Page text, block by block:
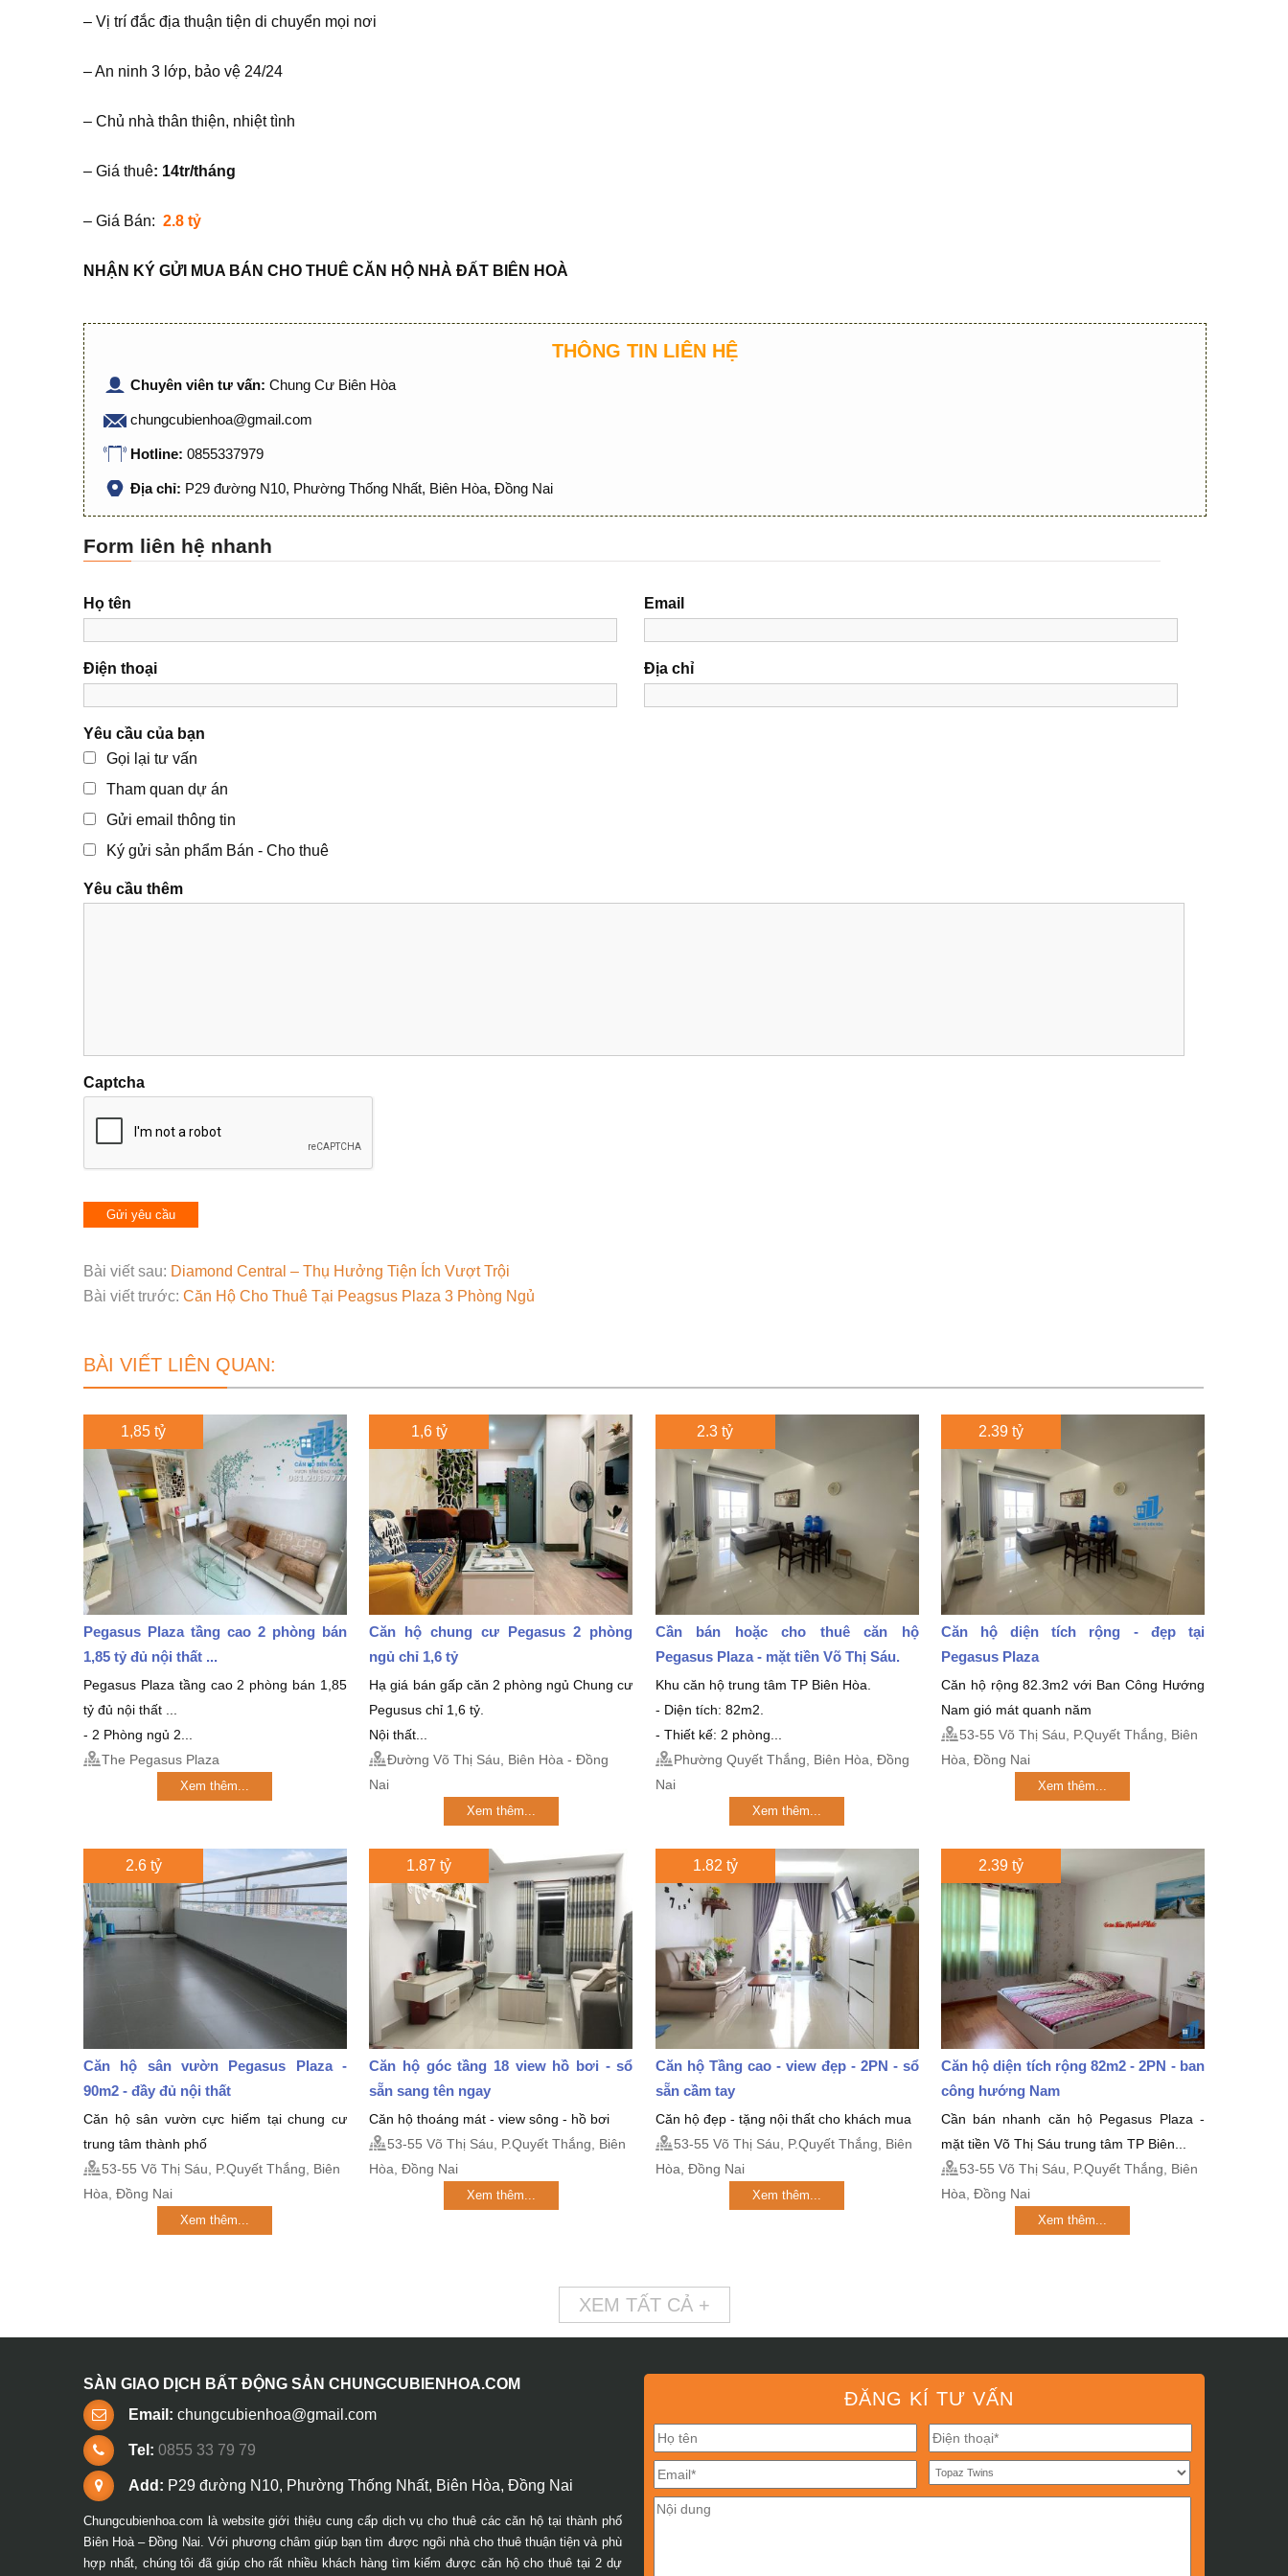
– Vị trí đắc địa thuận tiện di chuyển mọi nơi
– An ninh 3 lớp, bảo vệ 24/24
– Chủ nhà thân thiện, nhiệt tình
– Giá thuê: 14tr/tháng
– Giá Bán: 2.8 tỷ
NHẬN KÝ GỬI MUA BÁN CHO THUÊ CĂN HỘ NHÀ ĐẤT BIÊN HOÀ
THÔNG TIN LIÊN HỆ
Chuyên viên tư vấn: Chung Cư Biên Hòa
chungcubienhoa@gmail.com
Hotline: 0855337979
Địa chỉ: P29 đường N10, Phường Thống Nhất, Biên Hòa, Đồng Nai
Form liên hệ nhanh
Họ tên Email
Điện thoại Địa chỉ
Yêu cầu của bạn
Gọi lại tư vấn
Tham quan dự án
Gửi email thông tin
Ký gửi sản phẩm Bán - Cho thuê
Yêu cầu thêm
Captcha
Bài viết sau: Diamond Central – Thụ Hưởng Tiện Ích Vượt Trội
Bài viết trước: Căn Hộ Cho Thuê Tại Peagsus Plaza 3 Phòng Ngủ
BÀI VIẾT LIÊN QUAN:
1,85 tỷ
Pegasus Plaza tầng cao 2 phòng bán
1,85 tỷ đủ nội thất ...
Pegasus Plaza tầng cao 2 phòng bán 1,85
tỷ đủ nội thất ...
- 2 Phòng ngủ 2...
The Pegasus Plaza
Xem thêm...
1,6 tỷ
Căn hộ chung cư Pegasus 2 phòng
ngủ chỉ 1,6 tỷ
Hạ giá bán gấp căn 2 phòng ngủ Chung cư
Pegusus chỉ 1,6 tỷ.
Nội thất...
Đường Võ Thị Sáu, Biên Hòa - Đồng
Nai
Xem thêm...
2.3 tỷ
Cần bán hoặc cho thuê căn hộ
Pegasus Plaza - mặt tiền Võ Thị Sáu.
Khu căn hộ trung tâm TP Biên Hòa.
- Diện tích: 82m2.
- Thiết kế: 2 phòng...
Phường Quyết Thắng, Biên Hòa, Đồng
Nai
Xem thêm...
2.39 tỷ
Căn hộ diện tích rộng - đẹp tại
Pegasus Plaza
Căn hộ rộng 82.3m2 với Ban Công Hướng
Nam gió mát quanh năm
53-55 Võ Thị Sáu, P.Quyết Thắng, Biên
Hòa, Đồng Nai
Xem thêm...
2.6 tỷ
Căn hộ sân vườn Pegasus Plaza -
90m2 - đầy đủ nội thất
Căn hộ sân vườn cực hiếm tại chung cư
trung tâm thành phố
53-55 Võ Thị Sáu, P.Quyết Thắng, Biên
Hòa, Đồng Nai
Xem thêm...
1.87 tỷ
Căn hộ góc tầng 18 view hồ bơi - sổ
sẵn sang tên ngay
Căn hộ thoáng mát - view sông - hồ bơi
53-55 Võ Thị Sáu, P.Quyết Thắng, Biên
Hòa, Đồng Nai
Xem thêm...
1.82 tỷ
Căn hộ Tầng cao - view đẹp - 2PN - sổ
sẵn cầm tay
Căn hộ đẹp - tặng nội thất cho khách mua
53-55 Võ Thị Sáu, P.Quyết Thắng, Biên
Hòa, Đồng Nai
Xem thêm...
2.39 tỷ
Căn hộ diện tích rộng 82m2 - 2PN - ban
công hướng Nam
Cần bán nhanh căn hộ Pegasus Plaza -
mặt tiền Võ Thị Sáu trung tâm TP Biên...
53-55 Võ Thị Sáu, P.Quyết Thắng, Biên
Hòa, Đồng Nai
Xem thêm...
XEM TẤT CẢ +
ĐĂNG KÍ TƯ VẤN
SÀN GIAO DỊCH BẤT ĐỘNG SẢN CHUNGCUBIENHOA.COM
Email: chungcubienhoa@gmail.com
Tel: 0855 33 79 79
Add: P29 đường N10, Phường Thống Nhất, Biên Hòa, Đồng Nai
Chungcubienhoa.com là website giới thiệu cung cấp dịch vụ cho thuê các căn hộ tại thành phố
Biên Hoà – Đồng Nai. Với phương châm giúp bạn tìm được ngôi nhà cho thuê thuận tiện và phù
hợp nhất, chúng tôi đã giúp cho rất nhiều khách hàng tìm kiếm được căn hộ cho thuê tại 2 dự